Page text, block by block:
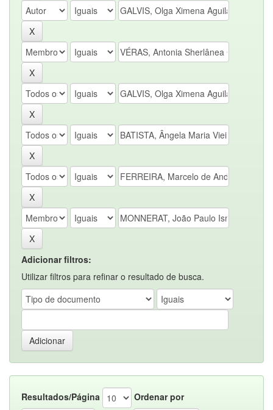
Adicionar filtros:
Utilizar filtros para refinar o resultado de busca.
Resultados/Página
Ordenar por